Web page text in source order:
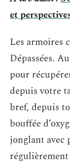
et
Les armoires
Dépassées.
pour
depuis votre
bref, depuis
bouffée
jonglant avec